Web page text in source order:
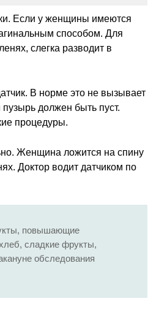
Если у женщины имеются
способом. Для
слегка разводит в
В норме это не вызывает
должен быть пуст.
процедуры.
Женщина ложится на спину
Доктор водит датчиком по
повышающие
сладкие фрукты,
обследования